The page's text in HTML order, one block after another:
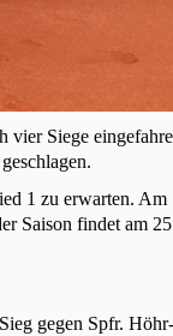
vier Siege
1 zu erwarten.
Saison findet am
gegen Spfr.